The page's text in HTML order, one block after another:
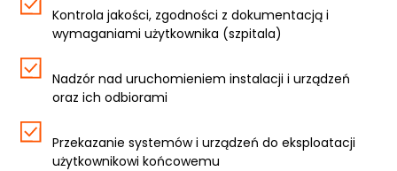
Kontrola jakości, zgodności z dokumentacją i
wymaganiami użytkownika (szpitala)
Nadzór nad uruchomieniem instalacji i urządzeń
oraz ich odbiorami
Przekazanie systemów i urządzeń do eksploatacji
użytkownikowi końcowemu